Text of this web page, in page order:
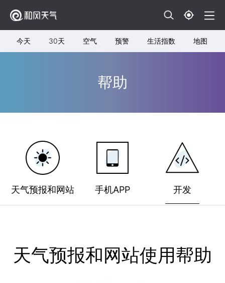
今天 30天 空气 预警 生活指数 地图
帮助
天气预报和网站 手机APP 开发
天气预报和网站使用帮助